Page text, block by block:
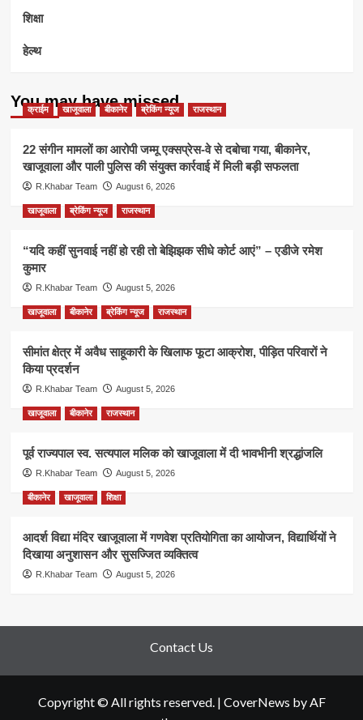
शिक्षा
हेल्थ
You may have missed
क्राईम खाजूवाला बीकानेर ब्रेकिंग न्यूज राजस्थान
22 संगीन मामलों का आरोपी जम्मू एक्सप्रेस-वे से दबोचा गया, बीकानेर,
खाजूवाला और पाली पुलिस की संयुक्त कार्रवाई में मिली बड़ी सफलता
R.Khabar Team August 6, 2026
खाजूवाला ब्रेकिंग न्यूज राजस्थान
“यदि कहीं सुनवाई नहीं हो रही तो बेझिझक सीधे कोर्ट आएं” – एडीजे रमेश
कुमार
R.Khabar Team August 5, 2026
खाजूवाला बीकानेर ब्रेकिंग न्यूज राजस्थान
सीमांत क्षेत्र में अवैध साहूकारी के खिलाफ फूटा आक्रोश, पीड़ित परिवारों ने
किया प्रदर्शन
R.Khabar Team August 5, 2026
खाजूवाला बीकानेर राजस्थान
पूर्व राज्यपाल स्व. सत्यपाल मलिक को खाजूवाला में दी भावभीनी श्रद्धांजलि
R.Khabar Team August 5, 2026
बीकानेर खाजूवाला शिक्षा
आदर्श विद्या मंदिर खाजूवाला में गणवेश प्रतियोगिता का आयोजन, विद्यार्थियों ने
दिखाया अनुशासन और सुसज्जित व्यक्तित्व
R.Khabar Team August 5, 2026
Contact Us
Copyright © All rights reserved. | CoverNews by AF